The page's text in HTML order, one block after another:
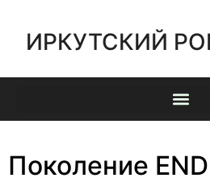
ИРКУТСКИЙ
Поколение END